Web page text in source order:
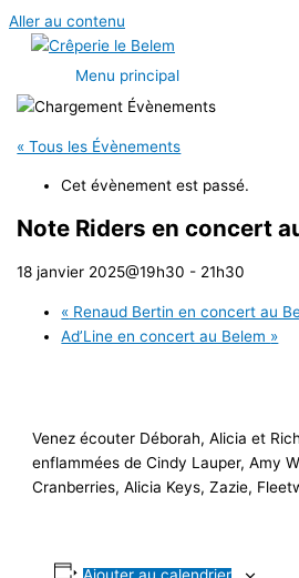
Aller au contenu
Menu principal
« Tous les Évènements
Cet évènement est passé.
Note Riders en concert
18 janvier 2025@19h30 - 21h30
« Renaud Bertin en concert au
Ad’Line en concert au Belem »
Venez écouter Déborah, Alicia et
enflammées de Cindy Lauper, Amy
Cranberries, Alicia Keys, Zazie,
Ajouter au calendrier